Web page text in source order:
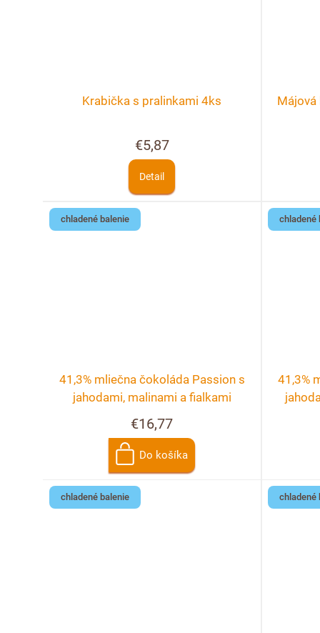
Krabička s pralinkami 4ks
€5,87
Detail
chladené balenie
41,3% mliečna čokoláda Passion s
jahodami, malinami a fialkami
€16,77
Do košíka
chladené
41,3%
chladené balenie chladené